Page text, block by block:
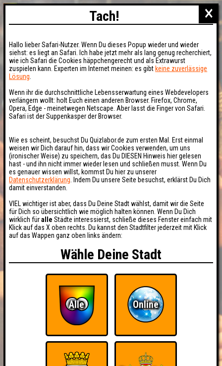
×
Tach!
Hallo lieber Safari-Nutzer. Wenn Du dieses Popup wieder und wieder
siehst: es liegt an Safari. Ich habe jetzt mehr als lang genug recherchiert,
wie ich Safari die Cookies häppchengerecht und als Extrawurst
zuspielen kann. Experten im Internet meinen: es gibt keine zuverlässige
Lösung
Wenn ihr die durchschnittliche Lebensserwartung eines Webdevelopers
verlängern wollt: holt Euch einen anderen Browser. Firefox, Chrome,
Opera, Edge - meinetwegen Netscape. Aber lasst die Finger von Safari.
Safari ist der Suppenkasper der Browser.
Wie es scheint, besuchst Du Quizlabor.de zum ersten Mal. Erst einmal
weisen wir Dich darauf hin, dass wir Cookies verwenden, um uns
(ironischer Weise) zu speichern, das Du DIESEN Hinweis hier gelesen
hast - und ihn nicht immer wieder lesen und schließen musst. Wenn Du
es genauer wissen willst, kommst Du hier zu unserer
Datenschutzerklärung . Indem Du unsere Seite besuchst, erklärst Du Dich
damit einverstanden.
VIEL wichtiger ist aber, dass Du Deine Stadt wählst, damit wir die Seite
für Dich so übersichtlich wie möglich halten können. Wenn Du Dich
wirklich füralle Städte interessierst, schließe dieses Fenster einfach mit
Klick auf das X oben rechts. Du kannst den Stadtfilter jederzeit mit Klick
auf das Wappen ganz oben links ändern:
Wähle Deine Stadt
Alle Online